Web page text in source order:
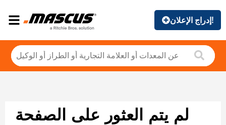
إدراج الإعلان!
لم يتم العثور على الصفحة